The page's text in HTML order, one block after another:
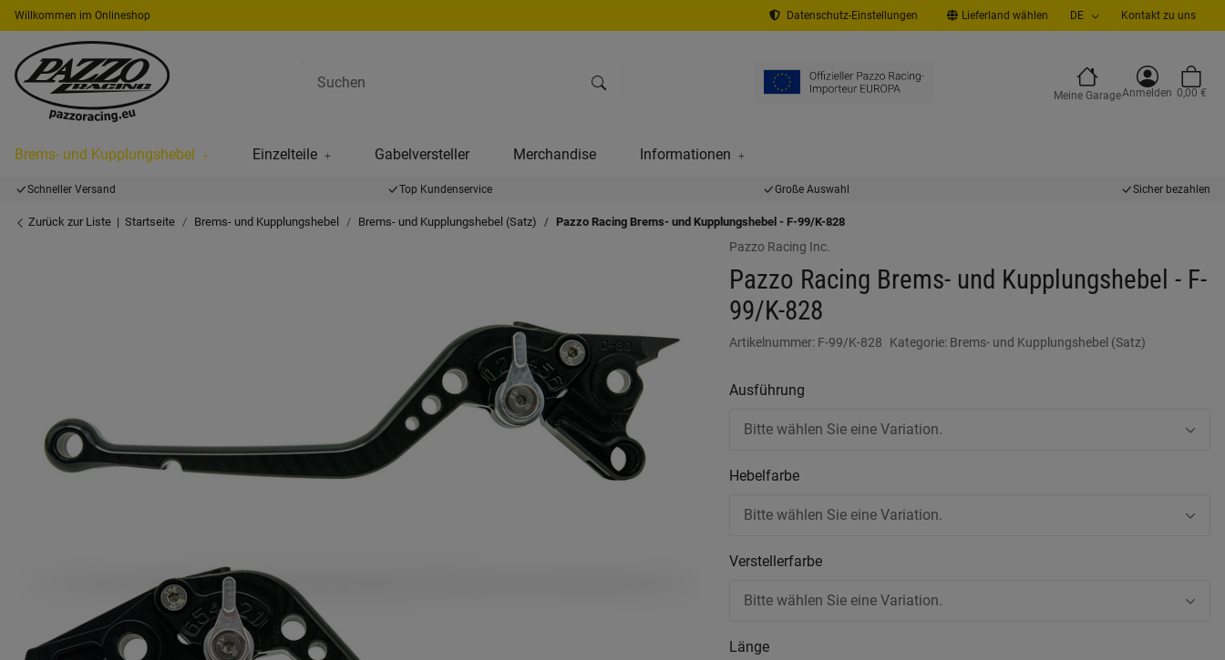
Willkommen im Onlineshop Datenschutz-Einstellungen Lieferland wählen DE Kontakt zu uns
Meine GarageAnmelden 0,00 €
Brems- und Kupplungshebel Einzelteile Gabelversteller Merchandise Informationen
Schneller Versand Top Kundenservice Große Auswahl Sicher bezahlen
Zurück zur Liste Startseite Brems- und Kupplungshebel Brems- und Kupplungshebel (Satz) Pazzo Racing Brems- und Kupplungshebel - F-99/K-828
Pazzo Racing Inc.
Pazzo Racing Brems- und Kupplungshebel - F-
99/K-828
Artikelnummer: F-99/K-828 Kategorie: Brems- und Kupplungshebel (Satz)
Ausführung
Bitte wählen Sie eine Variation.
Hebelfarbe
Bitte wählen Sie eine Variation.
Verstellerfarbe
Bitte wählen Sie eine Variation.
Länge